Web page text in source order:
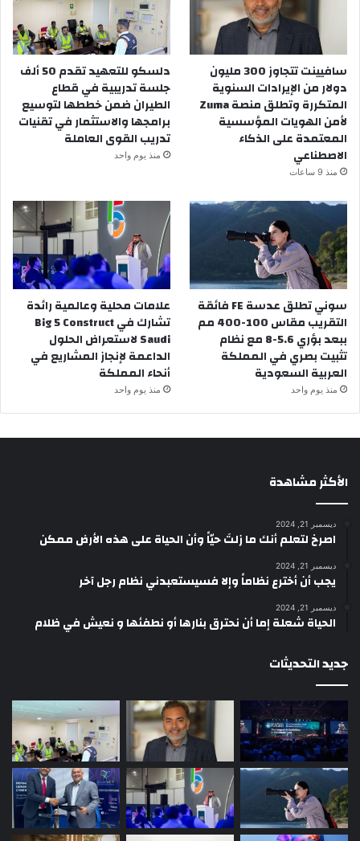
سافيينت تتجاوز 300 مليون
دولار من الإيرادات السنوية
المتكررة وتطلق منصة Zuma
لأمن الهويات المؤسسية
المعتمدة على الذكاء
الاصطناعي
منذ 9 ساعات
دلسكو للتعهيد تقدم 50 ألف
جلسة تدريبية في قطاع
الطيران ضمن خططها لتوسيع
برامجها والاستثمار في تقنيات
تدريب القوى العاملة
منذ يوم واحد
سوني تطلق عدسة FE فائقة
التقريب مقاس 100-400 مم
ببعد بؤري 5.6-8 مع نظام
تثبيت بصري في المملكة
العربية السعودية
منذ يوم واحد
علامات محلية وعالمية رائدة
تشارك في Big 5 Construct
Saudi لاستعراض الحلول
الداعمة لإنجاز المشاريع في
أنحاء المملكة
منذ يوم واحد
الأكثر مشاهدة
ديسمبر 21, 2024
‫اصرخ لتعلم أنك ما زلتَ حيّاً وأن الحياة على هذه الأرض ممكن
ديسمبر 21, 2024
يجب أن أخترع نظاماً وإلا فسيستعبدني نظام رجل آخر
ديسمبر 21, 2024
الحياة شعلة إما أن نحترق بنارها أو نطفئها و نعيش في ظلام
جديد التحديثات